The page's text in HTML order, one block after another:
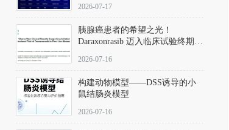
2026-07-17
胰腺癌患者的希望之光！
Daraxonrasib 迈入临床试验终期阶
2026-07-16
构建动物模型——DSS诱导的小
鼠结肠炎模型
2026-07-16